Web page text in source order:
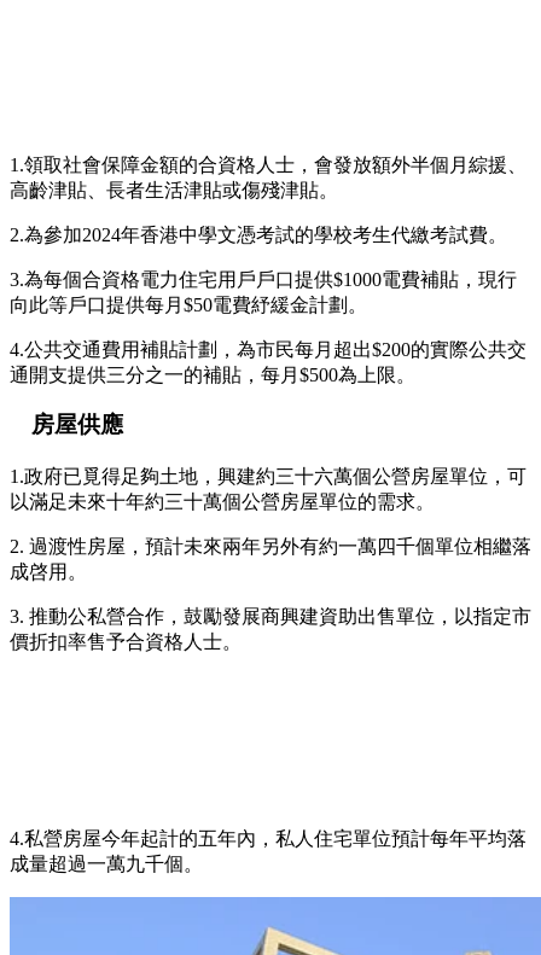
1.領取社會保障金額的合資格人士，會發放額外半個月綜援、
高齡津貼、長者生活津貼或傷殘津貼。
2.為參加2024年香港中學文憑考試的學校考生代繳考試費。
3.為每個合資格電力住宅用戶戶口提供$1000電費補貼，現行
向此等戶口提供每月$50電費紓緩金計劃。
4.公共交通費用補貼計劃，為市民每月超出$200的實際公共交
通開支提供三分之一的補貼，每月$500為上限。
房屋供應
1.政府已覓得足夠土地，興建約三十六萬個公營房屋單位，可
以滿足未來十年約三十萬個公營房屋單位的需求。
2. 過渡性房屋，預計未來兩年另外有約一萬四千個單位相繼落
成啓用。
3. 推動公私營合作，鼓勵發展商興建資助出售單位，以指定市
價折扣率售予合資格人士。
4.私營房屋今年起計的五年內，私人住宅單位預計每年平均落
成量超過一萬九千個。